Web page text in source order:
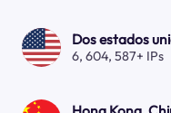
Dos estados
6, 604, 587+ IPs